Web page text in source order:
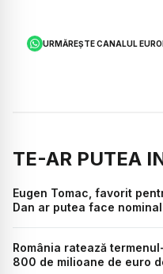
URMĂREȘTE CANALUL
TE-AR PUTEA
Eugen Tomac, favorit
Dan ar putea face
România ratează
800 de milioane de euro